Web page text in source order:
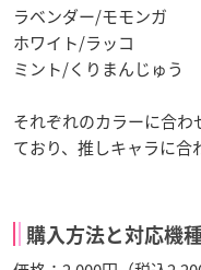
ラベンダー/モモンガ
ホワイト/ラッコ
ミント/くりまんじゅう
それぞれのカラーに合
ており、推しキャラに合
購入方法と対応機種